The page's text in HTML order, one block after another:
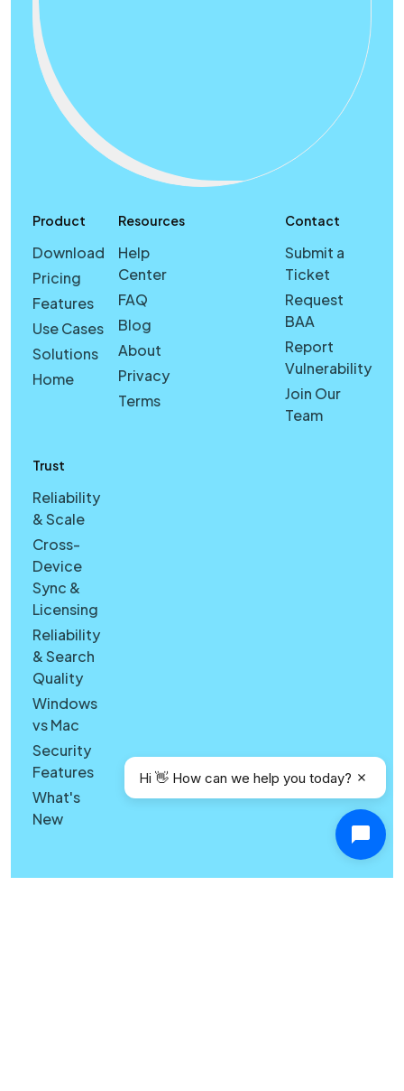
Product
Download
Pricing
Features
Use Cases
Solutions
Home
Resources
Help
Center
FAQ
Blog
About
Privacy
Terms
Trust
Reliability
& Scale
Cross-
Device
Sync &
Licensing
Reliability
& Search
Quality
Windows
vs Mac
Security
Features
What's
New
Contact
Submit a
Ticket
Request
BAA
Report
Vulnerability
Join Our
Team
Hi 👋 How can we help you today?